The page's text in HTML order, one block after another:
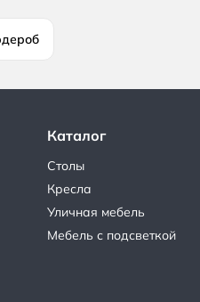
Каталог
Столы
Кресла
Уличная мебель
Мебель с подсветкой